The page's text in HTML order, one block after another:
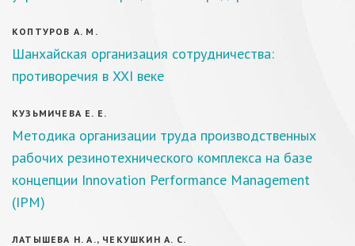
КОПТУРОВ А. М.
Шанхайская организация сотрудничества:
противоречия в XXI веке
КУЗЬМИЧЕВА Е. Е.
Методика организации труда производственных
рабочих резинотехнического комплекса на базе
концепции Innovation Performance Management
(IPM)
ЛАТЫШЕВА Н. А., ЧЕКУШКИН А. С.